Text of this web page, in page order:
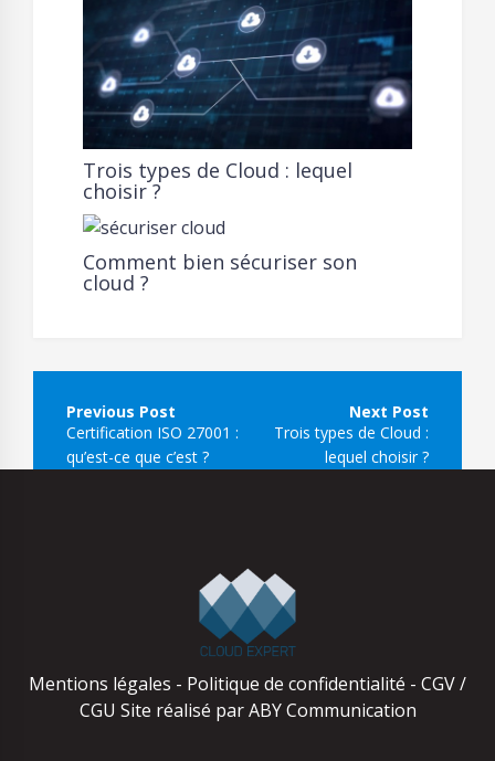
Trois types de Cloud : lequel
choisir ?
Comment bien sécuriser son
cloud ?
de
l’article
Certification ISO 27001 :
qu’est-ce que c’est ?
Trois types de Cloud :
lequel choisir ?
Mentions légales - Politique de confidentialité - CGV /
CGU Site réalisé parABY Communication